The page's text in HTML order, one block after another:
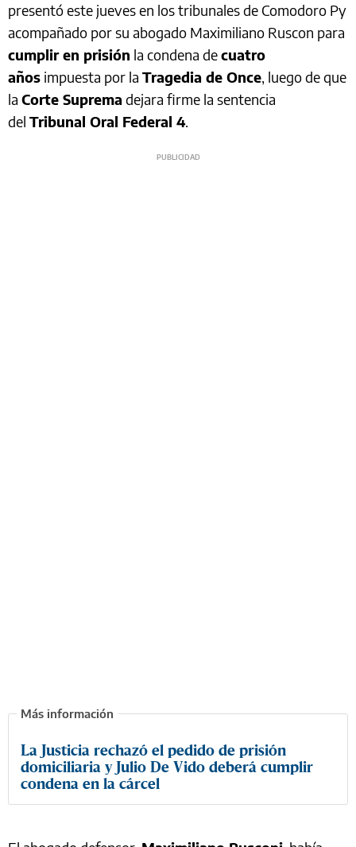
presentó este jueves en los tribunales de Comodoro Py
acompañado por su abogado Maximiliano Ruscon para
cumplir en prisión la condena decuatro
años impuesta por la Tragedia de Once, luego de que
la Corte Suprema dejara firme la sentencia
del Tribunal Oral Federal 4.
La Justicia rechazó el pedido de prisión
domiciliaria y Julio De Vido deberá cumplir
condena en la cárcel